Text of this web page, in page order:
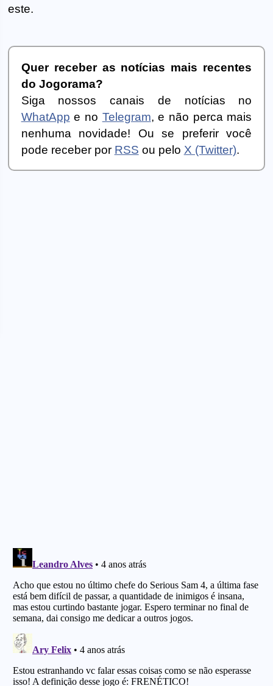
este.
Quer receber as notícias mais recentes
do Jogorama?
Siga nossos canais de notícias no
WhatApp e no Telegram, e não perca mais
nenhuma novidade! Ou se preferir você
pode receber por RSS ou pelo X (Twitter).